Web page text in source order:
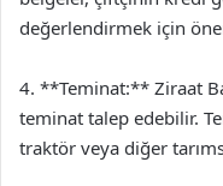
değerlendirmek için
4. **Teminat:** Ziraat
teminat talep edebilir.
traktör veya diğer